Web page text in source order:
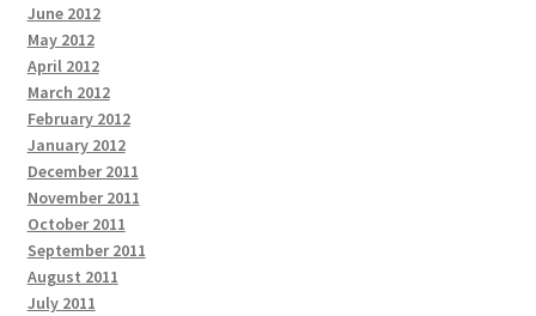
June 2012
May 2012
April 2012
March 2012
February 2012
January 2012
December 2011
November 2011
October 2011
September 2011
August 2011
July 2011